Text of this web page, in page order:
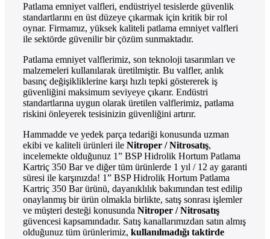
Patlama emniyet valfleri, endüstriyel tesislerde güvenlik
standartlarını en üst düzeye çıkarmak için kritik bir rol
oynar. Firmamız, yüksek kaliteli patlama emniyet valfleri
ile sektörde güvenilir bir çözüm sunmaktadır.
Patlama emniyet valflerimiz, son teknoloji tasarımları ve
malzemeleri kullanılarak üretilmiştir. Bu valfler, anlık
basınç değişikliklerine karşı hızlı tepki göstererek iş
güvenliğini maksimum seviyeye çıkarır. Endüstri
standartlarına uygun olarak üretilen valflerimiz, patlama
riskini önleyerek tesisinizin güvenliğini artırır.
Hammadde ve yedek parça tedariği konusunda uzman
ekibi ve kaliteli ürünleri ile Nitroper / Nitrosatış,
incelemekte olduğunuz 1” BSP Hidrolik Hortum Patlama
Kartriç 350 Bar ve diğer tüm ürünlerde 1 yıl / 12 ay garanti
süresi ile karşınızda! 1” BSP Hidrolik Hortum Patlama
Kartriç 350 Bar ürünü, dayanıklılık bakımından test edilip
onaylanmış bir ürün olmakla birlikte, satış sonrası işlemler
ve müşteri desteği konusunda Nitroper / Nitrosatış
güvencesi kapsamındadır. Satış kanallarımızdan satın almış
olduğunuz tüm ürünlerimiz, kullanılmadığı taktirde